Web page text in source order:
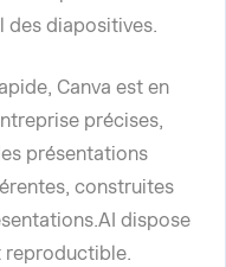
des diapositives.
Canva est en
précises,
présentations
construites
dispose
reproductible.